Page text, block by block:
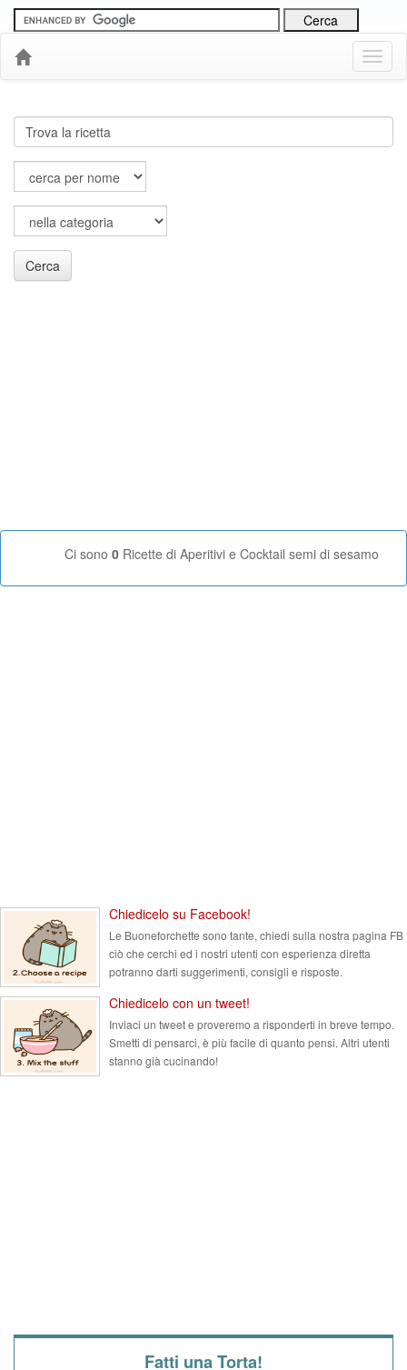
Menu
Down
Cerca
Cerca
Ci sono 0 Ricette di Aperitivi e Cocktail semi di sesamo
Chiedicelo su Facebook!
Le Buoneforchette sono tante, chiedi sulla nostra pagina FB
ciò che cerchi ed i nostri utenti con esperienza diretta
potranno darti suggerimenti, consigli e risposte.
Chiedicelo con un tweet!
Inviaci un tweet e proveremo a risponderti in breve tempo.
Smetti di pensarci, è più facile di quanto pensi. Altri utenti
stanno già cucinando!
Fatti una Torta!